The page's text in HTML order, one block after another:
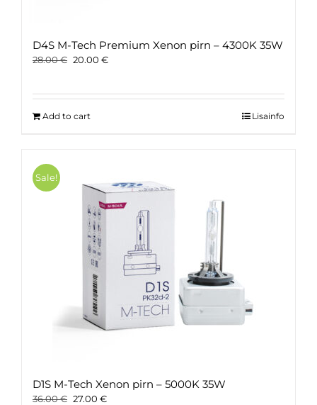
D4S M-Tech Premium Xenon pirn – 4300K 35W
28.00€ Original
28.00 €.
20.00 €Current
20.00 €.
Add to cart Lisainfo
Sale!
D1S M-Tech Xenon pirn – 5000K 35W
36.00€ Original
27.00 €Current